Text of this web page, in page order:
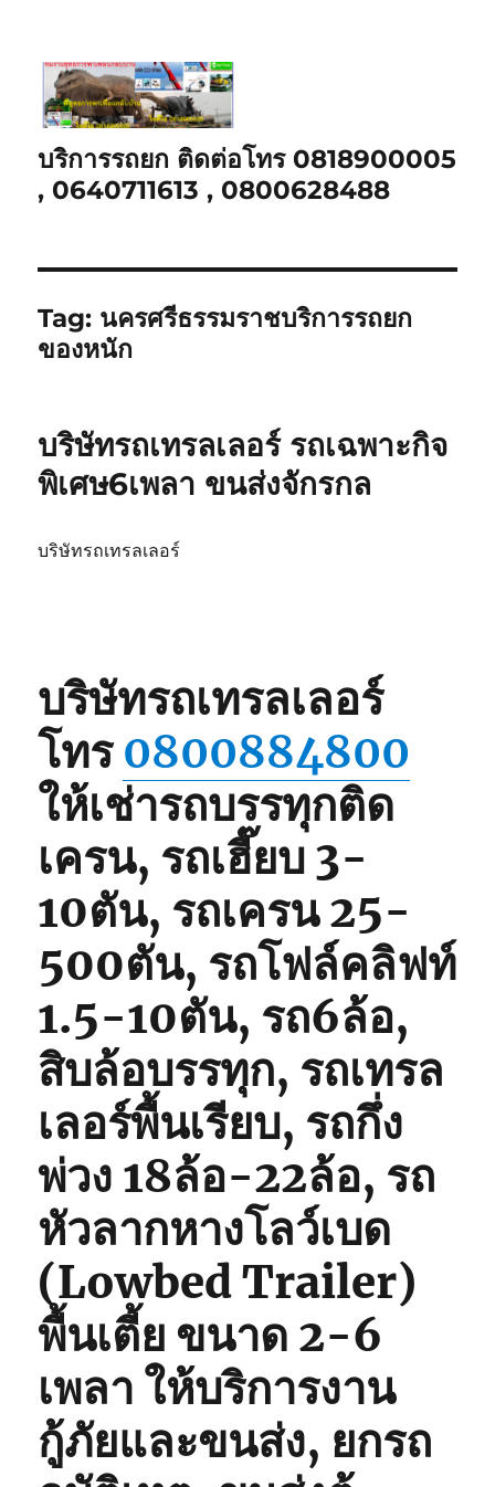
บริการรถยก ติดต่อโทร 0818900005
, 0640711613 , 0800628488
Tag: นครศรีธรรมราชบริการรถยก
ของหนัก
บริษัทรถเทรลเลอร์ รถเฉพาะกิจ
พิเศษ6เพลา ขนส่งจักรกล
บริษัทรถเทรลเลอร์
บริษัทรถเทรลเลอร์
โทร0800884800
ให้เช่ารถบรรทุกติด
เครน, รถเฮี๊ยบ 3-
10ตัน, รถเครน 25-
500ตัน, รถโฟล์คลิฟท์
1.5-10ตัน, รถ6ล้อ,
สิบล้อบรรทุก, รถเทรล
เลอร์พื้นเรียบ, รถกึ่ง
พ่วง 18ล้อ-22ล้อ, รถ
หัวลากหางโลว์เบด
(Lowbed Trailer)
พื้นเตี้ย ขนาด 2-6
เพลา ให้บริการงาน
กู้ภัยและขนส่ง, ยกรถ